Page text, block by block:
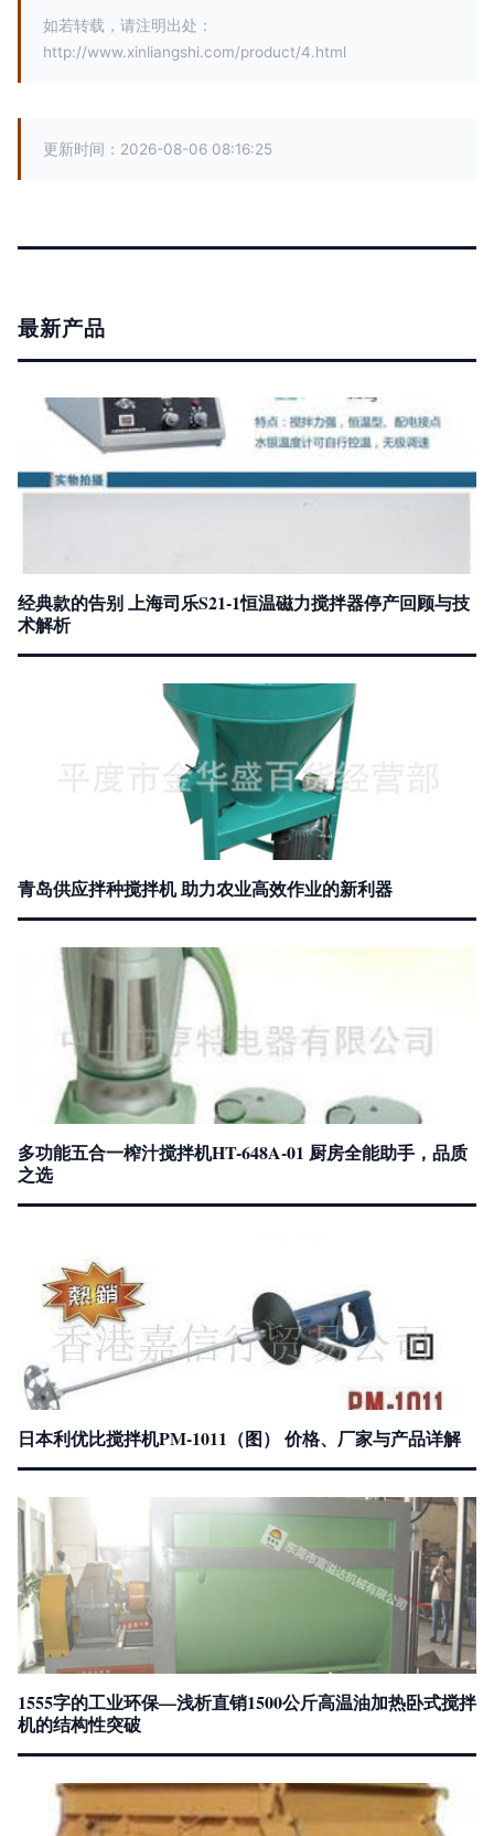
如若转载，请注明出处：
http://www.xinliangshi.com/product/4.html
更新时间：2026-08-06 08:16:25
最新产品
经典款的告别 上海司乐S21-1恒温磁力搅拌器停产回顾与技
术解析
青岛供应拌种搅拌机 助力农业高效作业的新利器
多功能五合一榨汁搅拌机HT-648A-01 厨房全能助手，品质
之选
日本利优比搅拌机PM-1011（图） 价格、厂家与产品详解
1555字的工业环保—浅析直销1500公斤高温油加热卧式搅拌
机的结构性突破